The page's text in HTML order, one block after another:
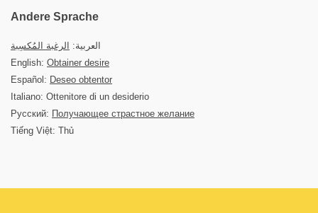
Andere Sprache
العربية:
الرغبة المُكسِبة
English: Obtainer desire
Español: Deseo obtentor
Italiano: Ottenitore di un desiderio
Русский: Получающее страстное желание
Tiếng Việt: Thủ